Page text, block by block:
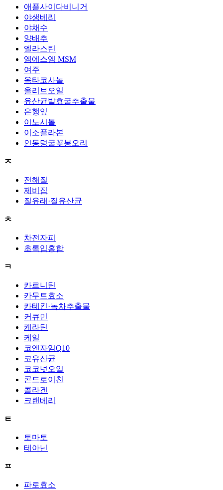
애플사이다비니거
야생베리
야채수
양배추
엘라스틴
엠에스엠 MSM
여주
옥타코사놀
올리브오일
유산균발효굴추출물
은행잎
이노시톨
이소플라본
인동덩굴꽃봉오리
ㅈ
전해질
제비집
질유래·질유산균
ㅊ
차전자피
초록입홍합
ㅋ
카르니틴
카무트효소
카테킨·녹차추출물
커큐민
케라틴
케일
코엔자임Q10
코유산균
코코넛오일
콘드로이친
콜라겐
크랜베리
ㅌ
토마토
테아닌
ㅍ
파로효소